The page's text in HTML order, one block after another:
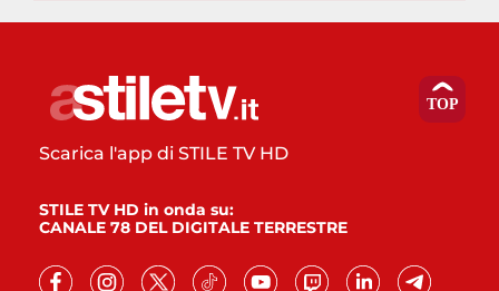
Scarica l'app di STILE TV HD
STILE TV HD in onda su:
CANALE 78 DEL DIGITALE TERRESTRE